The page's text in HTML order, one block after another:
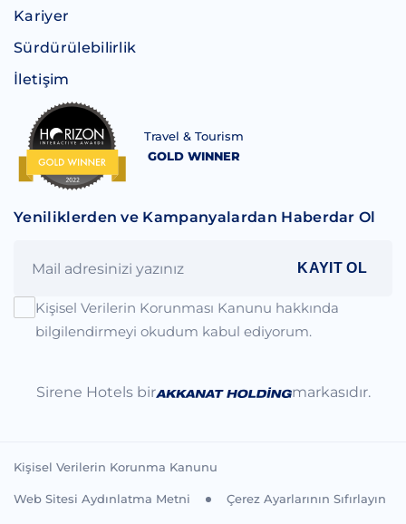
Kariyer
Sürdürülebilirlik
İletişim
Travel & Tourism
GOLD WINNER
Yeniliklerden ve Kampanyalardan Haberdar Ol
KAYIT OL
Kişisel Verilerin Korunması Kanunu hakkında
bilgilendirmeyi okudum kabul ediyorum.
Sirene Hotels bir markasıdır.
Kişisel Verilerin Korunma Kanunu
Web Sitesi Aydınlatma Metni Çerez Ayarlarının Sıfırlayın